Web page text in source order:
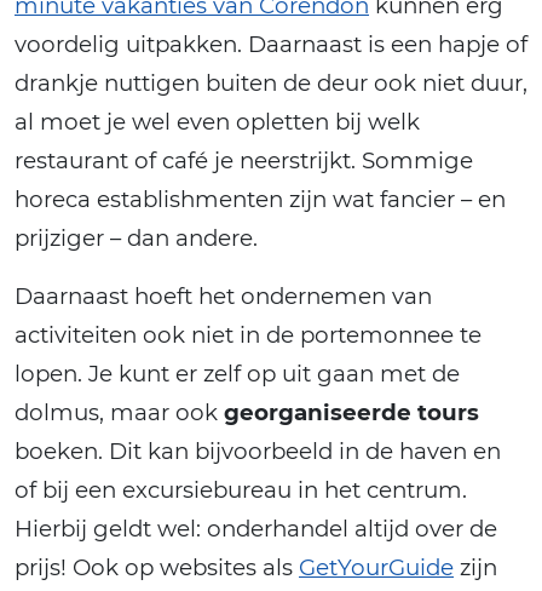
voordelig uitpakken. Daarnaast is een hapje of
drankje nuttigen buiten de deur ook niet duur,
al moet je wel even opletten bij welk
restaurant of café je neerstrijkt. Sommige
horeca establishmenten zijn wat fancier – en
prijziger – dan andere.
Daarnaast hoeft het ondernemen van
activiteiten ook niet in de portemonnee te
lopen. Je kunt er zelf op uit gaan met de
dolmus, maar ook georganiseerde tours
boeken. Dit kan bijvoorbeeld in de haven en
of bij een excursiebureau in het centrum.
Hierbij geldt wel: onderhandel altijd over de
prijs! Ook op websites als GetYourGuide zijn